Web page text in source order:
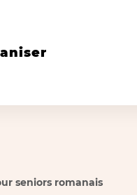
seniors romanais